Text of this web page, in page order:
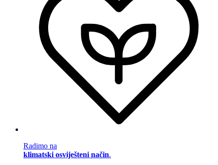
Radimo na
klimatski osviješteni način.